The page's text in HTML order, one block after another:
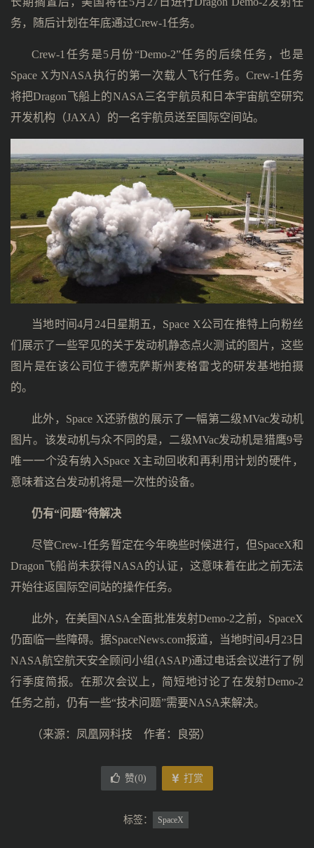
务，随后计划在年底通过Crew-1任务。
Crew-1任务是5月份“Demo-2”任务的后续任务，也是
Space X为NASA执行的第一次载人飞行任务。Crew-1任务
将把Dragon飞船上的NASA三名宇航员和日本宇宙航空研究
开发机构（JAXA）的一名宇航员送至国际空间站。
当地时间4月24日星期五，Space X公司在推特上向粉丝
们展示了一些罕见的关于发动机静态点火测试的图片，这些
图片是在该公司位于德克萨斯州麦格雷戈的研发基地拍摄
的。
此外，Space X还骄傲的展示了一幅第二级MVac发动机
图片。该发动机与众不同的是，二级MVac发动机是猎鹰9号
唯一一个没有纳入Space X主动回收和再利用计划的硬件，
意味着这台发动机将是一次性的设备。
仍有“问题”待解决
尽管Crew-1任务暂定在今年晚些时候进行，但SpaceX和
Dragon飞船尚未获得NASA的认证，这意味着在此之前无法
开始往返国际空间站的操作任务。
此外，在美国NASA全面批准发射Demo-2之前，SpaceX
仍面临一些障碍。据SpaceNews.com报道，当地时间4月23日
NASA航空航天安全顾问小组(ASAP)通过电话会议进行了例
行季度简报。在那次会议上，简短地讨论了在发射Demo-2
任务之前，仍有一些“技术问题”需要NASA来解决。
（来源：凤凰网科技 作者：良弼）
赞(0) 打赏
标签： SpaceX